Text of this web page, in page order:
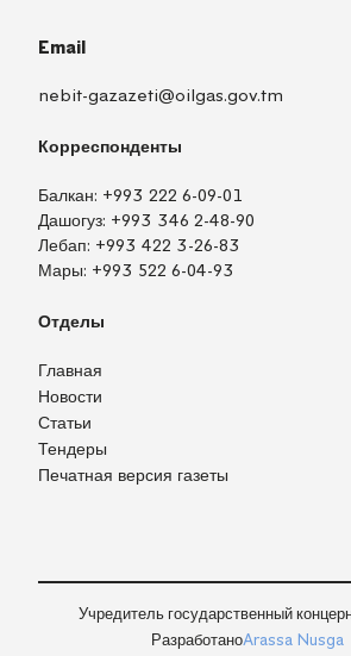
Email
nebit-gazazeti@oilgas.gov.tm
Корреспонденты
Балкан: +993 222 6-09-01
Дашогуз: +993 346 2-48-90
Лебап: +993 422 3-26-83
Мары: +993 522 6-04-93
Отделы
Главная
Новости
Статьи
Тендеры
Печатная версия газеты
Учредитель государственный
РазработаноArassa Nusga